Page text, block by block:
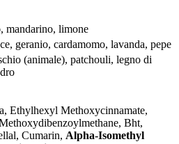
mandarino, limone
geranio, cardamomo, lavanda, pepe
(animale), patchouli, legno di
Ethylhexyl Methoxycinnamate,
Bht,
Cumarin, Alpha-Isomethyl